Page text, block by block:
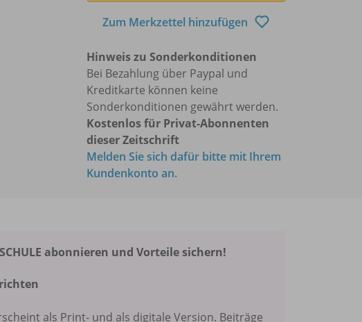
Zum Merkzettel hinzufügen
Hinweis zu Sonderkonditionen
Bei Bezahlung über Paypal und
Kreditkarte können keine
Sonderkonditionen gewährt werden.
Kostenlos für Privat-Abonnenten
dieser Zeitschrift
Melden Sie sich dafür bitte mit Ihrem
Kundenkonto an.
abonnieren und Vorteile sichern!
als Print- und als digitale Version. Beiträge